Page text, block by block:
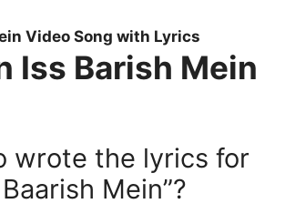
Video Song with Lyrics
Iss Barish Mein
wrote the lyrics for
Mein”?